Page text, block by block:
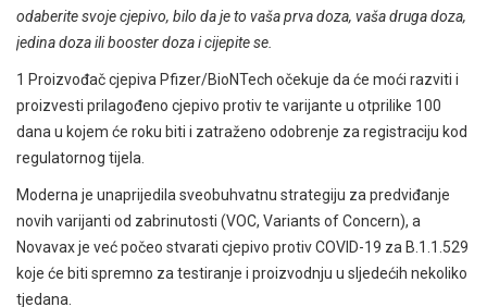
odaberite svoje cjepivo, bilo da je to vaša prva doza, vaša druga doza,
jedina doza ili booster doza i cijepite se.
1 Proizvođač cjepiva Pfizer/BioNTech očekuje da će moći razviti i
proizvesti prilagođeno cjepivo protiv te varijante u otprilike 100
dana u kojem će roku biti i zatraženo odobrenje za registraciju kod
regulatornog tijela.
Moderna je unaprijedila sveobuhvatnu strategiju za predviđanje
novih varijanti od zabrinutosti (VOC, Variants of Concern), a
Novavax je već počeo stvarati cjepivo protiv COVID-19 za B.1.1.529
koje će biti spremno za testiranje i proizvodnju u sljedećih nekoliko
tjedana.